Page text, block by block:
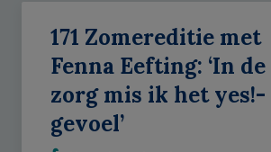
171 Zomereditie met
Fenna Eefting: ‘In de
zorg mis ik het yes!-
gevoel’